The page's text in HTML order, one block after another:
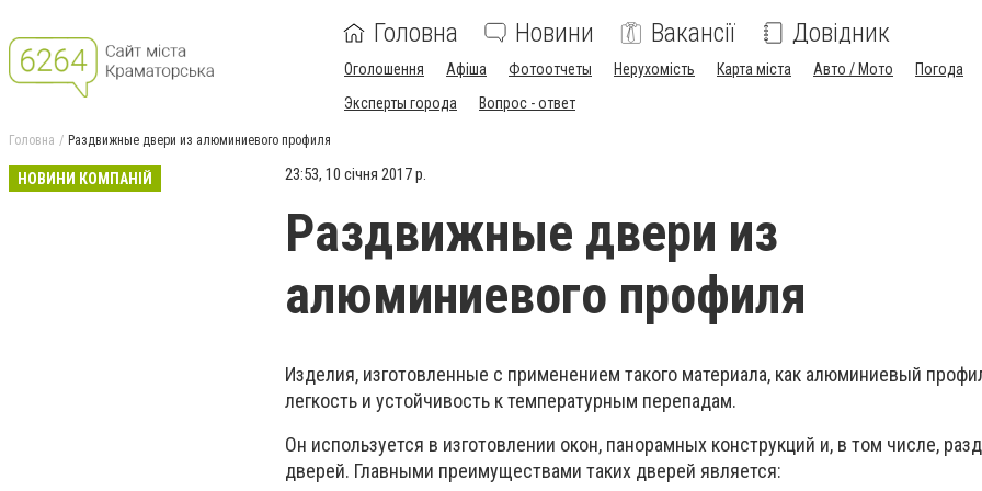
Головна Новини Вакансії Довідник
Оголошення Афіша Фотоотчеты Нерухомість Карта міста Авто / Мото
Погода
Эксперты города
Вопрос - ответ
Головна Раздвижные двери из алюминиевого профиля
НОВИНИ КОМПАНІЙ 23:53, 10 січня 2017 р.
Раздвижные двери из
алюминиевого профиля
Изделия, изготовленные с применением такого материала, как алюминиевый
легкость и устойчивость к температурным перепадам.
Он используется в изготовлении окон, панорамных конструкций и, в том числе,
дверей. Главными преимуществами таких дверей является: